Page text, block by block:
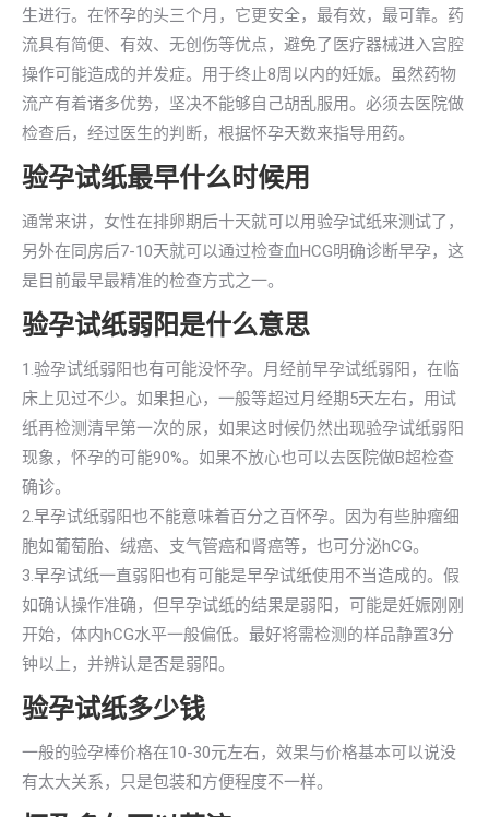
生进行。在怀孕的头三个月，它更安全，最有效，最可靠。药
流具有简便、有效、无创伤等优点，避免了医疗器械进入宫腔
操作可能造成的并发症。用于终止8周以内的妊娠。虽然药物
流产有着诸多优势，坚决不能够自己胡乱服用。必须去医院做
检查后，经过医生的判断，根据怀孕天数来指导用药。
验孕试纸最早什么时候用
通常来讲，女性在排卵期后十天就可以用验孕试纸来测试了，
另外在同房后7-10天就可以通过检查血HCG明确诊断早孕，这
是目前最早最精准的检查方式之一。
验孕试纸弱阳是什么意思
1.验孕试纸弱阳也有可能没怀孕。月经前早孕试纸弱阳，在临
床上见过不少。如果担心，一般等超过月经期5天左右，用试
纸再检测清早第一次的尿，如果这时候仍然出现验孕试纸弱阳
现象，怀孕的可能90%。如果不放心也可以去医院做B超检查
确诊。
2.早孕试纸弱阳也不能意味着百分之百怀孕。因为有些肿瘤细
胞如葡萄胎、绒癌、支气管癌和肾癌等，也可分泌hCG。
3.早孕试纸一直弱阳也有可能是早孕试纸使用不当造成的。假
如确认操作准确，但早孕试纸的结果是弱阳，可能是妊娠刚刚
开始，体内hCG水平一般偏低。最好将需检测的样品静置3分
钟以上，并辨认是否是弱阳。
验孕试纸多少钱
一般的验孕棒价格在10-30元左右，效果与价格基本可以说没
有太大关系，只是包装和方便程度不一样。